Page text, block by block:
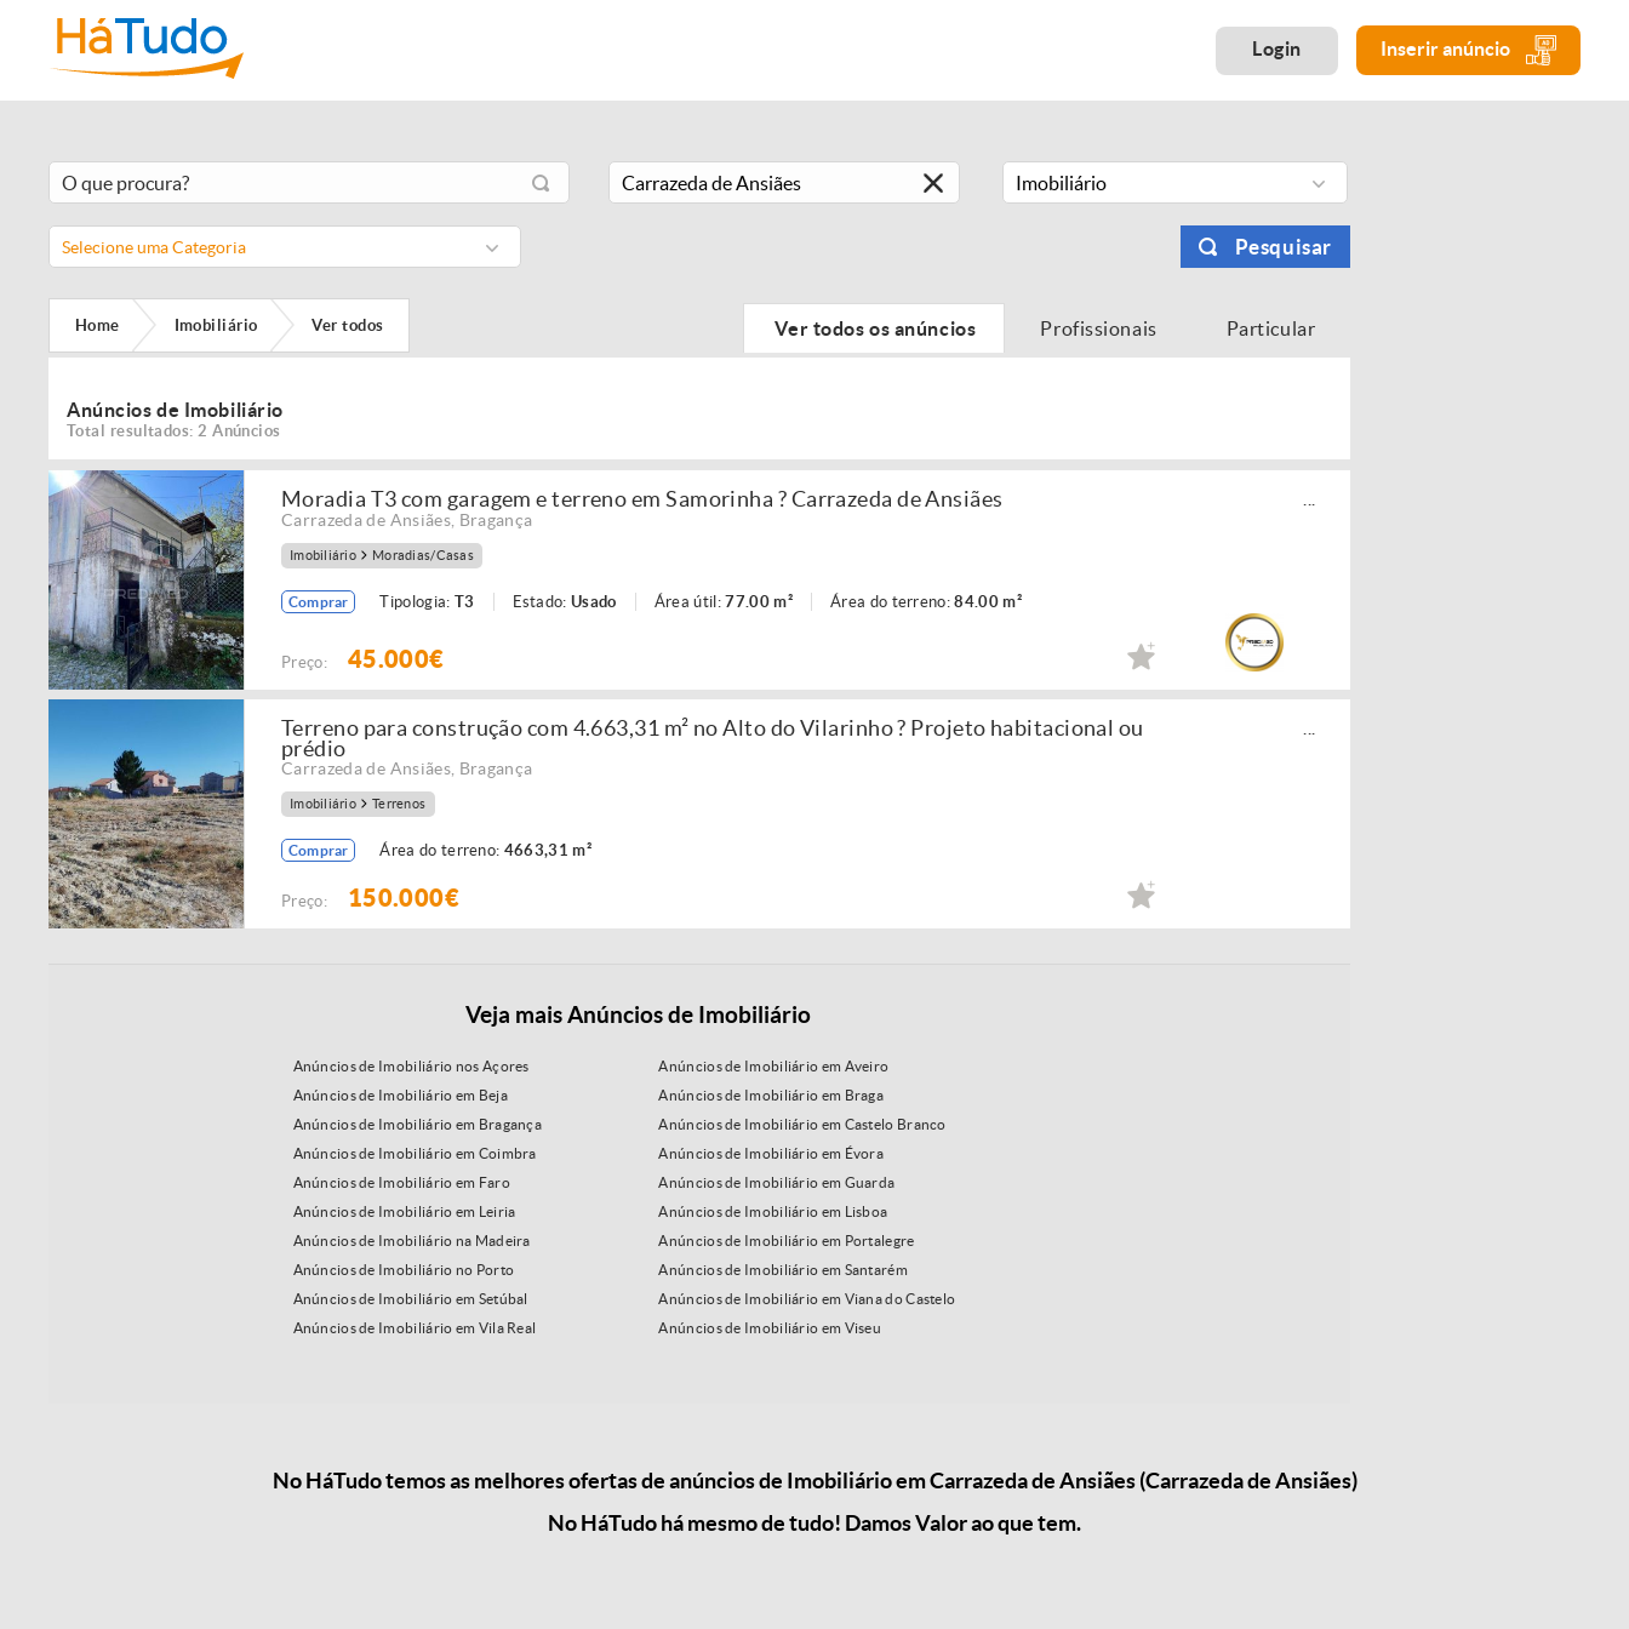
Login Inserir anúncio
Imobiliário
Selecione uma Categoria Pesquisar
Home Imobiliário Ver todos Ver todos os anúncios Profissionais Particular
Anúncios de Imobiliário
Total resultados: 2 Anúncios
Moradia T3 com garagem e terreno em Samorinha ? Carrazeda de Ansiães
Carrazeda de Ansiães Bragança
Imobiliário Moradias/Casas
Comprar Tipologia: T3 Estado:Usado Área útil:77.00 m² Área do terreno:84.00 m²
Preço: 45.000€
Terreno para construção com 4.663,31 m² no Alto do Vilarinho ? Projeto habitacional ou
prédio
Carrazeda de Ansiães Bragança
Imobiliário Terrenos
Comprar Área do terreno: 4663,31 m²
Preço: 150.000€
Veja mais Anúncios de Imobiliário
Anúncios de Imobiliário nos Açores
Anúncios de Imobiliário em Aveiro
Anúncios de Imobiliário em Beja
Anúncios de Imobiliário em Braga
Anúncios de Imobiliário em Bragança
Anúncios de Imobiliário em Castelo Branco
Anúncios de Imobiliário em Coimbra
Anúncios de Imobiliário em Évora
Anúncios de Imobiliário em Faro
Anúncios de Imobiliário em Guarda
Anúncios de Imobiliário em Leiria
Anúncios de Imobiliário em Lisboa
Anúncios de Imobiliário na Madeira
Anúncios de Imobiliário em Portalegre
Anúncios de Imobiliário no Porto
Anúncios de Imobiliário em Santarém
Anúncios de Imobiliário em Setúbal
Anúncios de Imobiliário em Viana do Castelo
Anúncios de Imobiliário em Vila Real
Anúncios de Imobiliário em Viseu
No HáTudo temos as melhores ofertas de anúncios de Imobiliário em Carrazeda de Ansiães (Carrazeda de Ansiães)
No HáTudo há mesmo de tudo! Damos Valor ao que tem.